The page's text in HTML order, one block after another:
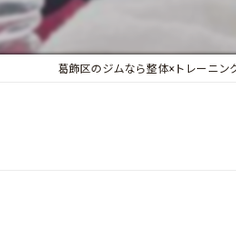
葛飾区のジムなら整体×トレーニン